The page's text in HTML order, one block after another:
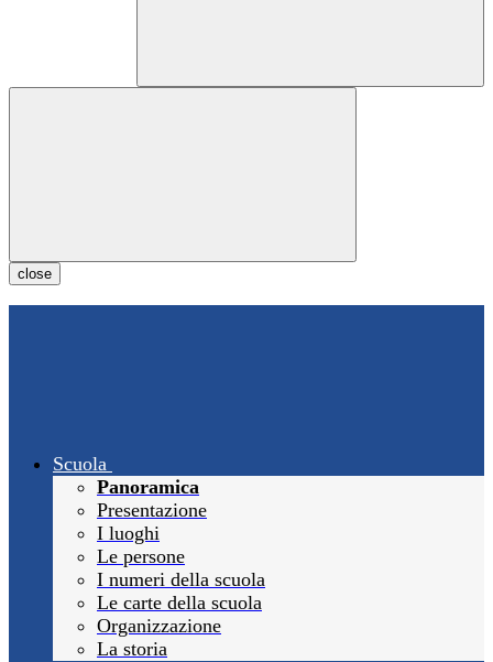
close
Scuola
Panoramica
Presentazione
I luoghi
Le persone
I numeri della scuola
Le carte della scuola
Organizzazione
La storia